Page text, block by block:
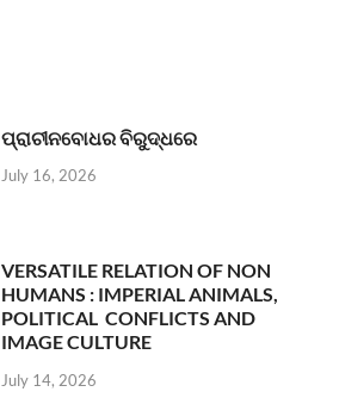
ପ୍ରାଚୀନବୋଧର ବିରୁଦ୍ଧରେ
July 16, 2026
VERSATILE RELATION OF NON
HUMANS : IMPERIAL ANIMALS,
POLITICAL CONFLICTS AND
IMAGE CULTURE
July 14, 2026